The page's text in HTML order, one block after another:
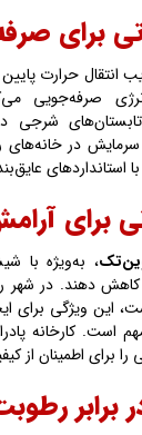
صرفه‌جویی
شرجی
در خانه‌های
استانداردهای
، به‌ویژه با
دسی‌بل کاهش دهند.
این ویژگی برای
است. کارخانه
برای اطمینان از